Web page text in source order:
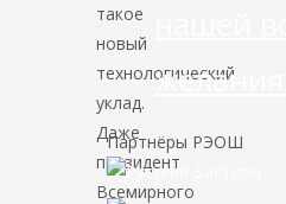
такое
новый
технологический
уклад.
Даже
президент
Всемирного
желания!
Партнёры РЭОШ